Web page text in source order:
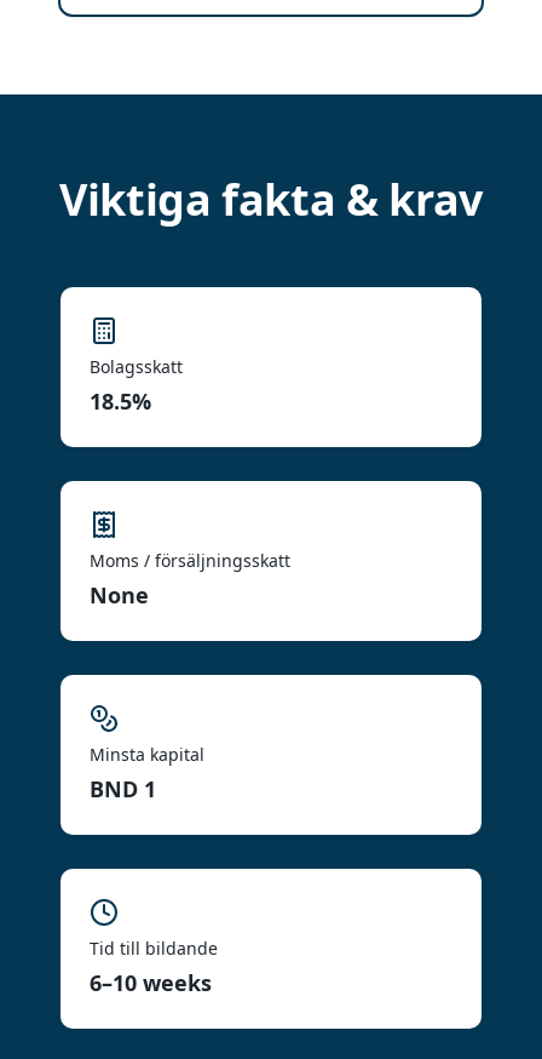
Viktiga fakta & krav
Bolagsskatt
18.5%
Moms / försäljningsskatt
None
Minsta kapital
BND 1
Tid till bildande
6–10 weeks